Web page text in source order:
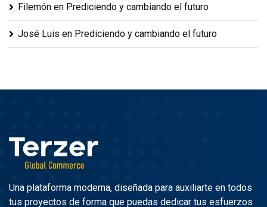
Filemón en Prediciendo y cambiando el futuro
José Luis en Prediciendo y cambiando el futuro
Una plataforma moderna, diseñada para auxiliarte en todos
tus proyectos de forma que puedas dedicar tus esfuerzos